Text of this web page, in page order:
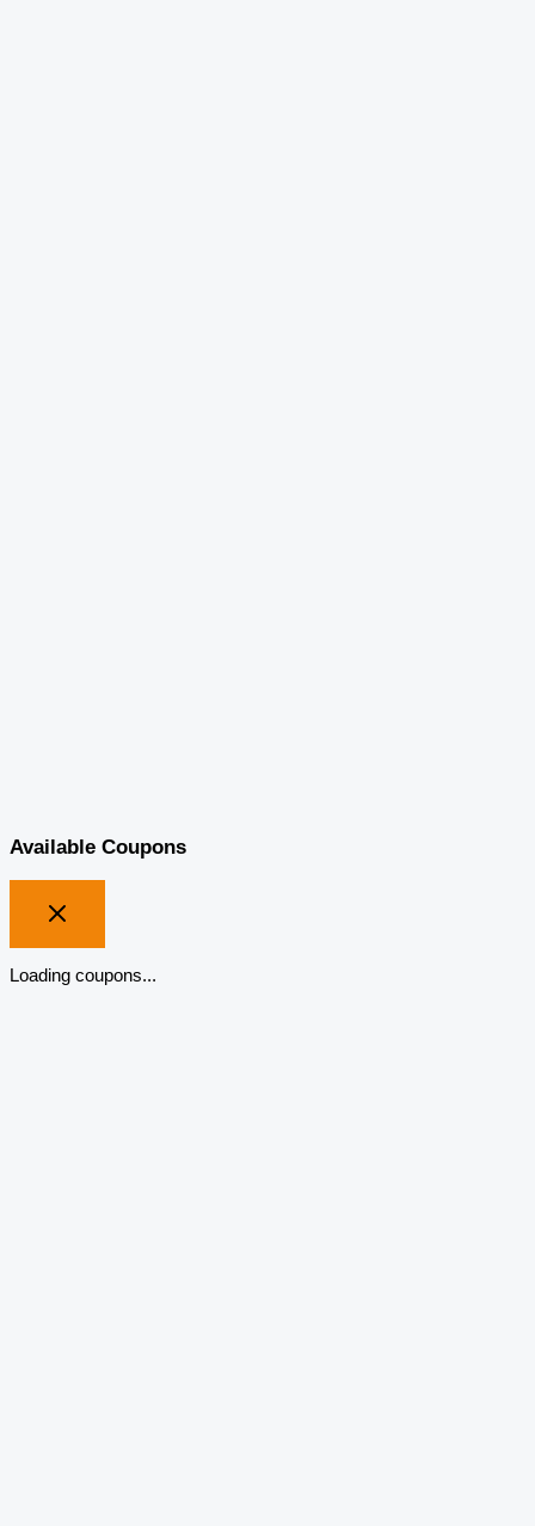
Available Coupons
Loading coupons...